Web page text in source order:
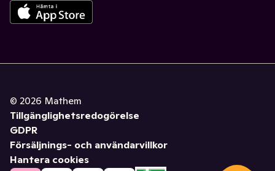
© 2026 Mathem
Tillgänglighetsredogörelse
GDPR
Försäljnings- och användarvillkor
Hantera cookies